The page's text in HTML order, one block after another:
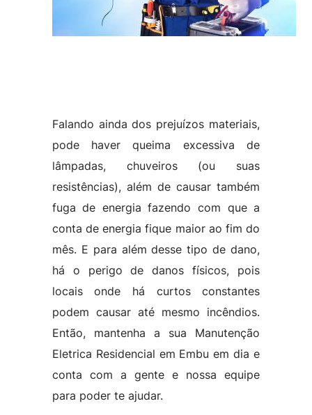
Falando ainda dos prejuízos materiais,
pode haver queima excessiva de
lâmpadas, chuveiros (ou suas
resistências), além de causar também
fuga de energia fazendo com que a
conta de energia fique maior ao fim do
mês. E para além desse tipo de dano,
há o perigo de danos físicos, pois
locais onde há curtos constantes
podem causar até mesmo incêndios.
Então, mantenha a sua Manutenção
Eletrica Residencial em Embu em dia e
conta com a gente e nossa equipe
para poder te ajudar.